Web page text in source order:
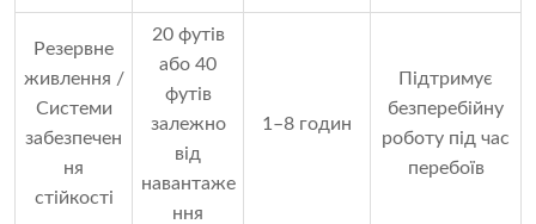
Резервне
живлення /
Системи
забезпечен
ня
стійкості
20 футів
або 40
футів
залежно
від
навантаже
ння
1–8 годин
Підтримує
безперебійну
роботу під час
перебоїв